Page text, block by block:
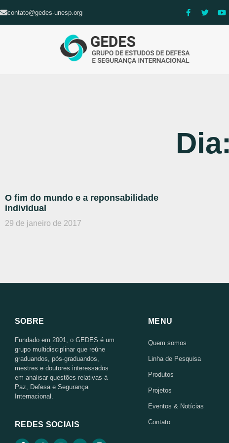
contato@gedes-unesp.org
O fim do mundo e a reponsabilidade
individual
29 de janeiro de 2017
SOBRE
Fundado em 2001, o GEDES é um
grupo multidisciplinar que reúne
graduandos, pós-graduandos,
mestres e doutores interessados
em analisar questões relativas à
Paz, Defesa e Segurança
Internacional.
REDES SOCIAIS
MENU
Quem somos
Linha de Pesquisa
Produtos
Projetos
Eventos & Notícias
Contato